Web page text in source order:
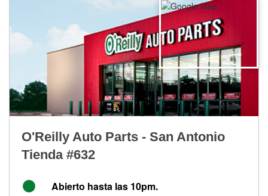
O'Reilly Auto Parts - San Antonio
Tienda #632
Abierto hasta las 10pm.